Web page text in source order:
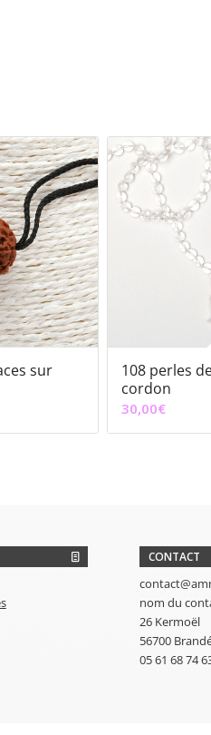
sur
108 perles
cordon
30,00€
CONTACT
nom du
26 Kermoël
56700
05 61 68 74